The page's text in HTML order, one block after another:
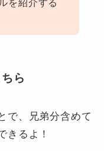
を紹介する
ら
で、兄弟分含めて
きるよ！